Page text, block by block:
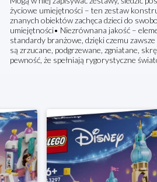
życiowe umiejętności – ten zestaw
znanych obiektów zachęca dzieci do
umiejętności• Niezrównana jakość –
standardy branżowe, dzięki czemu
są zrzucane, podgrzewane, zgniatane,
pewność, że spełniają rygorystyczne